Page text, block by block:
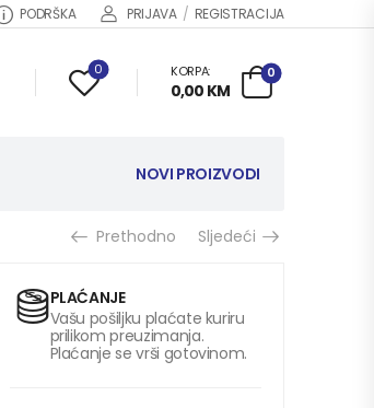
PODRŠKA PRIJAVA / REGISTRACIJA
0 KORPA:
0,00 KM
0
NOVI PROIZVODI
Prethodno Sljedeći
PLAĆANJE
Vašu pošiljku plaćate kuriru
prilikom preuzimanja.
Plaćanje se vrši gotovinom.